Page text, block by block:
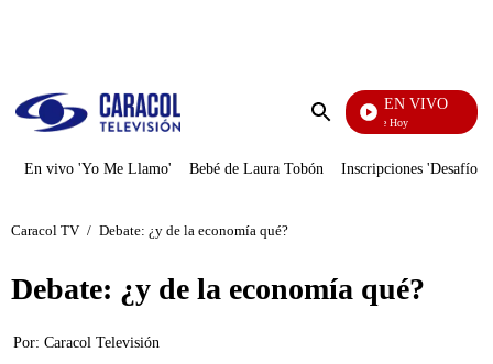
Enviar
EN VIVO
La Finca De Hoy
En vivo 'Yo Me Llamo' Bebé de Laura Tobón Inscripciones 'Desafío'
Caracol TV / Debate: ¿y de la economía qué?
Debate: ¿y de la economía qué?
Por: Caracol Televisión